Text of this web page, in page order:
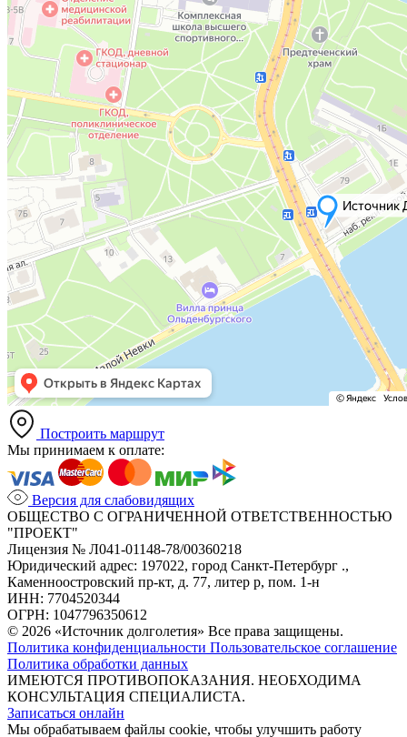
Построить маршрут
Мы принимаем к оплате:
Версия для слабовидящих
ОБЩЕСТВО С ОГРАНИЧЕННОЙ ОТВЕТСТВЕННОСТЬЮ
"ПРОЕКТ"
Лицензия № Л041-01148-78/00360218
Юридический адрес: 197022, город Санкт-Петербург .,
Каменноостровский пр-кт, д. 77, литер р, пом. 1-н
ИНН: 7704520344
ОГРН: 1047796350612
© 2026 «Источник долголетия» Все права защищены.
Политика конфиденциальности Пользовательское соглашение
Политика обработки данных
ИМЕЮТСЯ ПРОТИВОПОКАЗАНИЯ. НЕОБХОДИМА
КОНСУЛЬТАЦИЯ СПЕЦИАЛИСТА.
Записаться онлайн
Мы обрабатываем файлы cookie, чтобы улучшить работу